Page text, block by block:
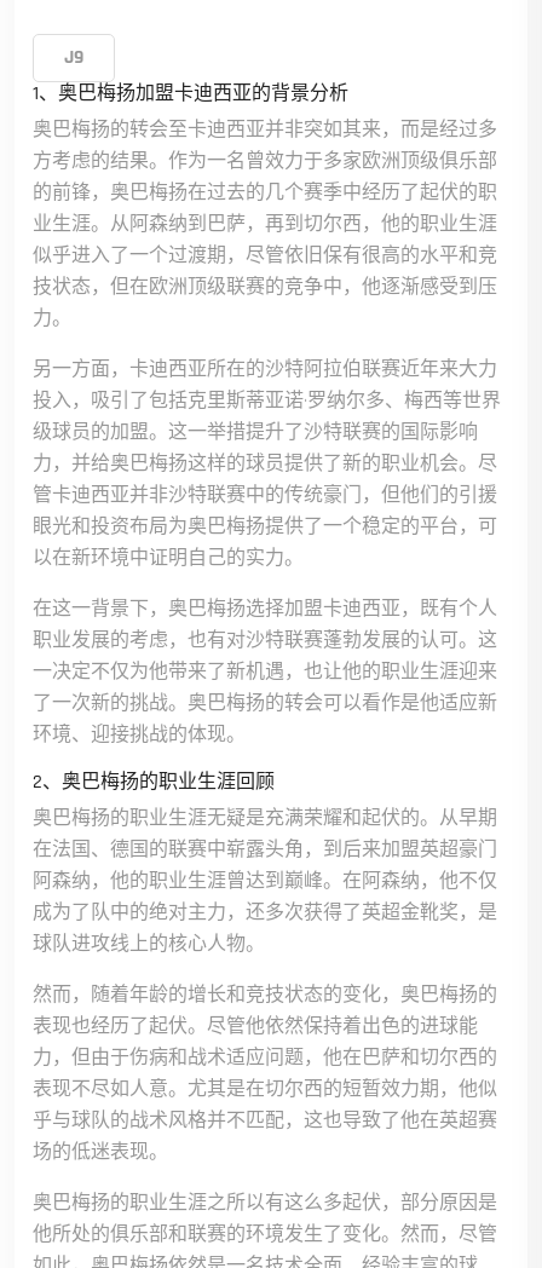
J9
1、奥巴梅扬加盟卡迪西亚的背景分析
奥巴梅扬的转会至卡迪西亚并非突如其来，而是经过多
方考虑的结果。作为一名曾效力于多家欧洲顶级俱乐部
的前锋，奥巴梅扬在过去的几个赛季中经历了起伏的职
业生涯。从阿森纳到巴萨，再到切尔西，他的职业生涯
似乎进入了一个过渡期，尽管依旧保有很高的水平和竞
技状态，但在欧洲顶级联赛的竞争中，他逐渐感受到压
力。
另一方面，卡迪西亚所在的沙特阿拉伯联赛近年来大力
投入，吸引了包括克里斯蒂亚诺·罗纳尔多、梅西等世界
级球员的加盟。这一举措提升了沙特联赛的国际影响
力，并给奥巴梅扬这样的球员提供了新的职业机会。尽
管卡迪西亚并非沙特联赛中的传统豪门，但他们的引援
眼光和投资布局为奥巴梅扬提供了一个稳定的平台，可
以在新环境中证明自己的实力。
在这一背景下，奥巴梅扬选择加盟卡迪西亚，既有个人
职业发展的考虑，也有对沙特联赛蓬勃发展的认可。这
一决定不仅为他带来了新机遇，也让他的职业生涯迎来
了一次新的挑战。奥巴梅扬的转会可以看作是他适应新
环境、迎接挑战的体现。
2、奥巴梅扬的职业生涯回顾
奥巴梅扬的职业生涯无疑是充满荣耀和起伏的。从早期
在法国、德国的联赛中崭露头角，到后来加盟英超豪门
阿森纳，他的职业生涯曾达到巅峰。在阿森纳，他不仅
成为了队中的绝对主力，还多次获得了英超金靴奖，是
球队进攻线上的核心人物。
然而，随着年龄的增长和竞技状态的变化，奥巴梅扬的
表现也经历了起伏。尽管他依然保持着出色的进球能
力，但由于伤病和战术适应问题，他在巴萨和切尔西的
表现不尽如人意。尤其是在切尔西的短暂效力期，他似
乎与球队的战术风格并不匹配，这也导致了他在英超赛
场的低迷表现。
奥巴梅扬的职业生涯之所以有这么多起伏，部分原因是
他所处的俱乐部和联赛的环境发生了变化。然而，尽管